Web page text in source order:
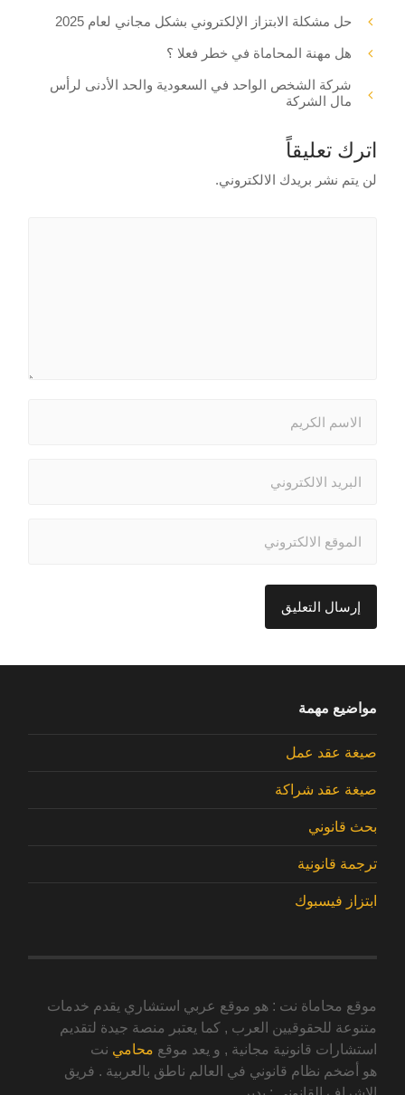
حل مشكلة الابتزاز الإلكتروني بشكل مجاني لعام 2025
هل مهنة المحاماة في خطر فعلا ؟
شركة الشخص الواحد في السعودية والحد الأدنى لرأس
مال الشركة
اترك تعليقاً
لن يتم نشر بريدك الالكتروني.
مواضيع مهمة
صيغة عقد عمل
صيغة عقد شراكة
بحث قانوني
ترجمة قانونية
ابتزاز فيسبوك
موقع محاماة نت : هو موقع عربي استشاري يقدم خدمات
متنوعة للحقوقيين العرب , كما يعتبر منصة جيدة لتقديم
استشارات قانونية مجانية , و يعد موقع محامي نت
هو أضخم نظام قانوني في العالم ناطق بالعربية . فريق